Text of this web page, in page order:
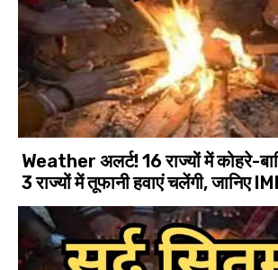
Weather अलर्ट! 16 राज्यों में कोहरे-
3 राज्यों में तूफानी हवाएं चलेंगी, जानिए